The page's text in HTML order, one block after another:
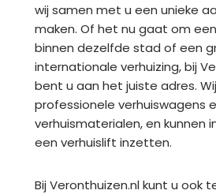
wij samen met u een unieke
maken. Of het nu gaat om
binnen dezelfde stad of een
internationale verhuizing, bij
bent u aan het juiste adres.
professionele verhuiswagens
verhuismaterialen, en kunnen
een verhuislift inzetten.
Bij Veronthuizen.nl kunt u ook